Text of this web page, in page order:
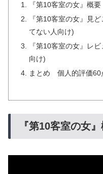
『第10客室の女』概要
『第10客室の女』見
てない人向け)
『第10客室の女』レ
向け)
まとめ 個人的評価60
『第10客室の女